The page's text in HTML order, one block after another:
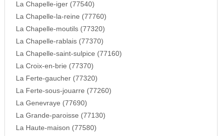
La Chapelle-iger (77540)
La Chapelle-la-reine (77760)
La Chapelle-moutils (77320)
La Chapelle-rablais (77370)
La Chapelle-saint-sulpice (77160)
La Croix-en-brie (77370)
La Ferte-gaucher (77320)
La Ferte-sous-jouarre (77260)
La Genevraye (77690)
La Grande-paroisse (77130)
La Haute-maison (77580)